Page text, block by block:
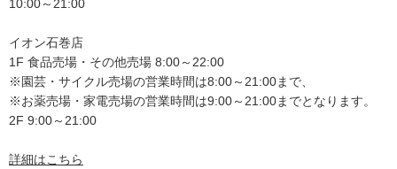
10:00～21:00
イオン石巻店
1F 食品売場・その他売場 8:00～22:00
※園芸・サイクル売場の営業時間は8:00～21:00まで、
※お薬売場・家電売場の営業時間は9:00～21:00までとなります。
2F 9:00～21:00
詳細はこちら